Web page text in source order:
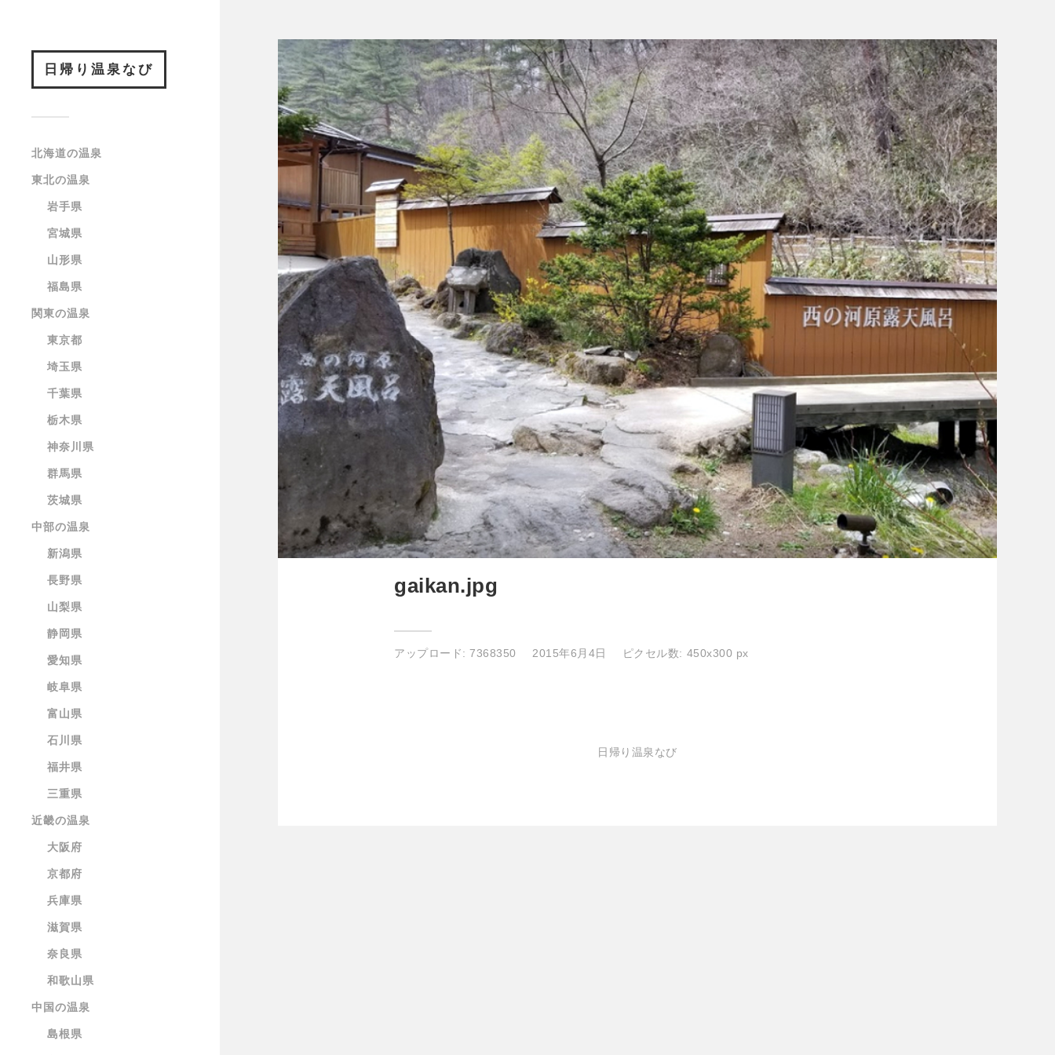
日帰り温泉なび
北海道の温泉
東北の温泉
岩手県
宮城県
山形県
福島県
関東の温泉
東京都
埼玉県
千葉県
栃木県
神奈川県
群馬県
茨城県
中部の温泉
新潟県
長野県
山梨県
静岡県
愛知県
岐阜県
富山県
石川県
福井県
三重県
近畿の温泉
大阪府
京都府
兵庫県
滋賀県
奈良県
和歌山県
中国の温泉
島根県
gaikan.jpg
アップロード:7368350 2015年6月4日 ピクセル数: 450x300 px
日帰り温泉なび